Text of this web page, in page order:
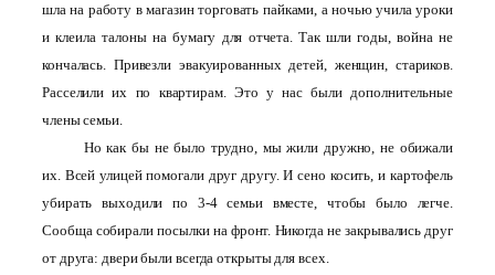
шла на работу в магазин торговать пайками, а ночью учила уроки
и клеила талоны на бумагу для отчета. Так шли годы, война не
кончалась. Привезли эвакуированных детей, женщин, стариков.
Расселили их по квартирам. Это у нас были дополнительные
члены семьи.
Но как бы не было трудно, мы жили дружно, не обижали
их. Всей улицей помогали друг другу. И сено косить, и картофель
убирать выходили по 3-4 семьи вместе, чтобы было легче.
Сообща собирали посылки на фронт. Никогда не закрывались друг
от друга: двери были всегда открыты для всех.